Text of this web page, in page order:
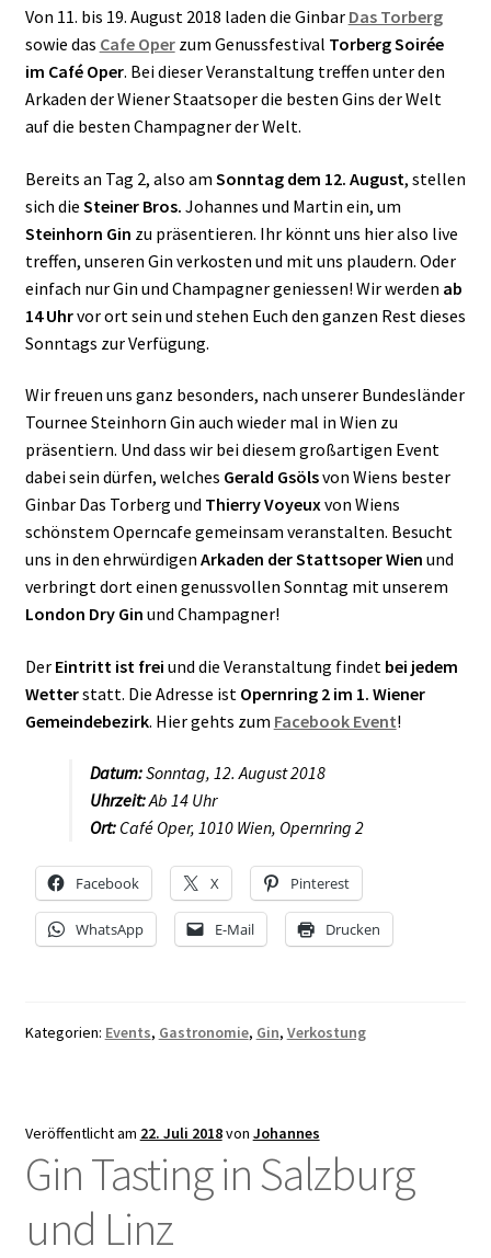
Von 11. bis 19. August 2018 laden die Ginbar Das Torberg
sowie das Cafe Operzum Genussfestival Torberg Soirée
im Café Oper. Bei dieser Veranstaltung treffen unter den
Arkaden der Wiener Staatsoper die besten Gins der Welt
auf die besten Champagner der Welt.
Bereits an Tag 2, also am Sonntag dem 12. August, stellen
sich die Steiner Bros. Johannes und Martin ein, um
Steinhorn Gin zu präsentieren. Ihr könnt uns hier also live
treffen, unseren Gin verkosten und mit uns plaudern. Oder
einfach nur Gin und Champagner geniessen! Wir werden ab
14 Uhrvor ort sein und stehen Euch den ganzen Rest dieses
Sonntags zur Verfügung.
Wir freuen uns ganz besonders, nach unserer Bundesländer
Tournee Steinhorn Gin auch wieder mal in Wien zu
präsentiern. Und dass wir bei diesem großartigen Event
dabei sein dürfen, welches Gerald Gsölsvon Wiens bester
Ginbar Das Torberg und Thierry Voyeuxvon Wiens
schönstem Operncafe gemeinsam veranstalten. Besucht
uns in den ehrwürdigen Arkaden der Stattsoper Wien und
verbringt dort einen genussvollen Sonntag mit unserem
London Dry Gin und Champagner!
DerEintritt ist frei und die Veranstaltung findet bei jedem
Wetterstatt. Die Adresse ist Opernring 2 im 1. Wiener
Gemeindebezirk. Hier gehts zum Facebook Event!
Datum:Sonntag, 12. August 2018
Uhrzeit:Ab 14 Uhr
Ort:Café Oper, 1010 Wien, Opernring 2
Facebook X Pinterest
WhatsApp E-Mail Drucken
Kategorien: Events, Gastronomie, Gin, Verkostung
Veröffentlicht am 22. Juli 2018von Johannes
Gin Tasting in Salzburg
und Linz